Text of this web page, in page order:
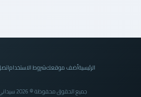
أضف موقعكشروط الاستخداماتصل بناخريطة الموقع
جميع الحقوق محفوظة © 2026 سيداني دليل المواقع